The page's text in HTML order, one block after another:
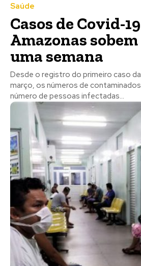
Saúde
Casos de Covid-
Amazonas sobem
uma semana
Desde o registro do primeiro caso
março, os números de
número de pessoas infectadas...